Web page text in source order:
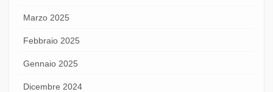
Marzo 2025
Febbraio 2025
Gennaio 2025
Dicembre 2024